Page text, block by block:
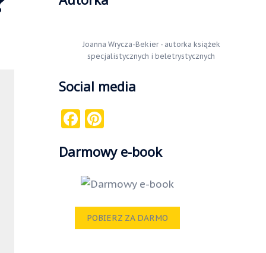
Joanna Wrycza-Bekier - autorka książek
specjalistycznych i beletrystycznych
Social media
Facebook
Pinterest
Darmowy e-book
POBIERZ ZA DARMO